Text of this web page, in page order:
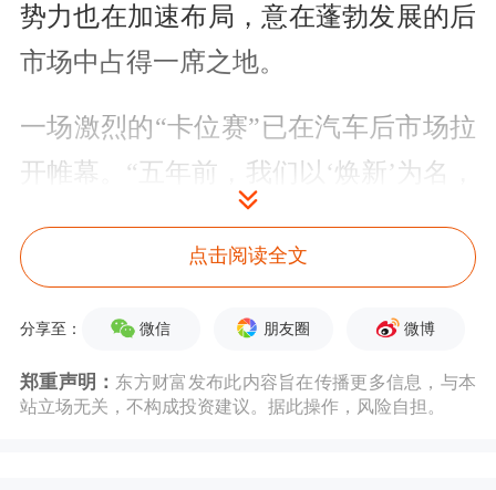
势力也在加速布局，意在蓬勃发展的后
市场中占得一席之地。
一场激烈的“卡位赛”已在汽车后市场拉
开帷幕。“五年前，我们以‘焕新’为名，
开启了一场深刻的品牌变革。这是一次
面向中国消费者的全面转型，更是一次
裁及孚创董事长张松彬说道。
点击阅读全文
分享至： 微信 朋友圈 微博
郑重声明： 东方财富发布此内容旨在传播更多信息，与本
站立场无关，不构成投资建议。据此操作，风险自担。